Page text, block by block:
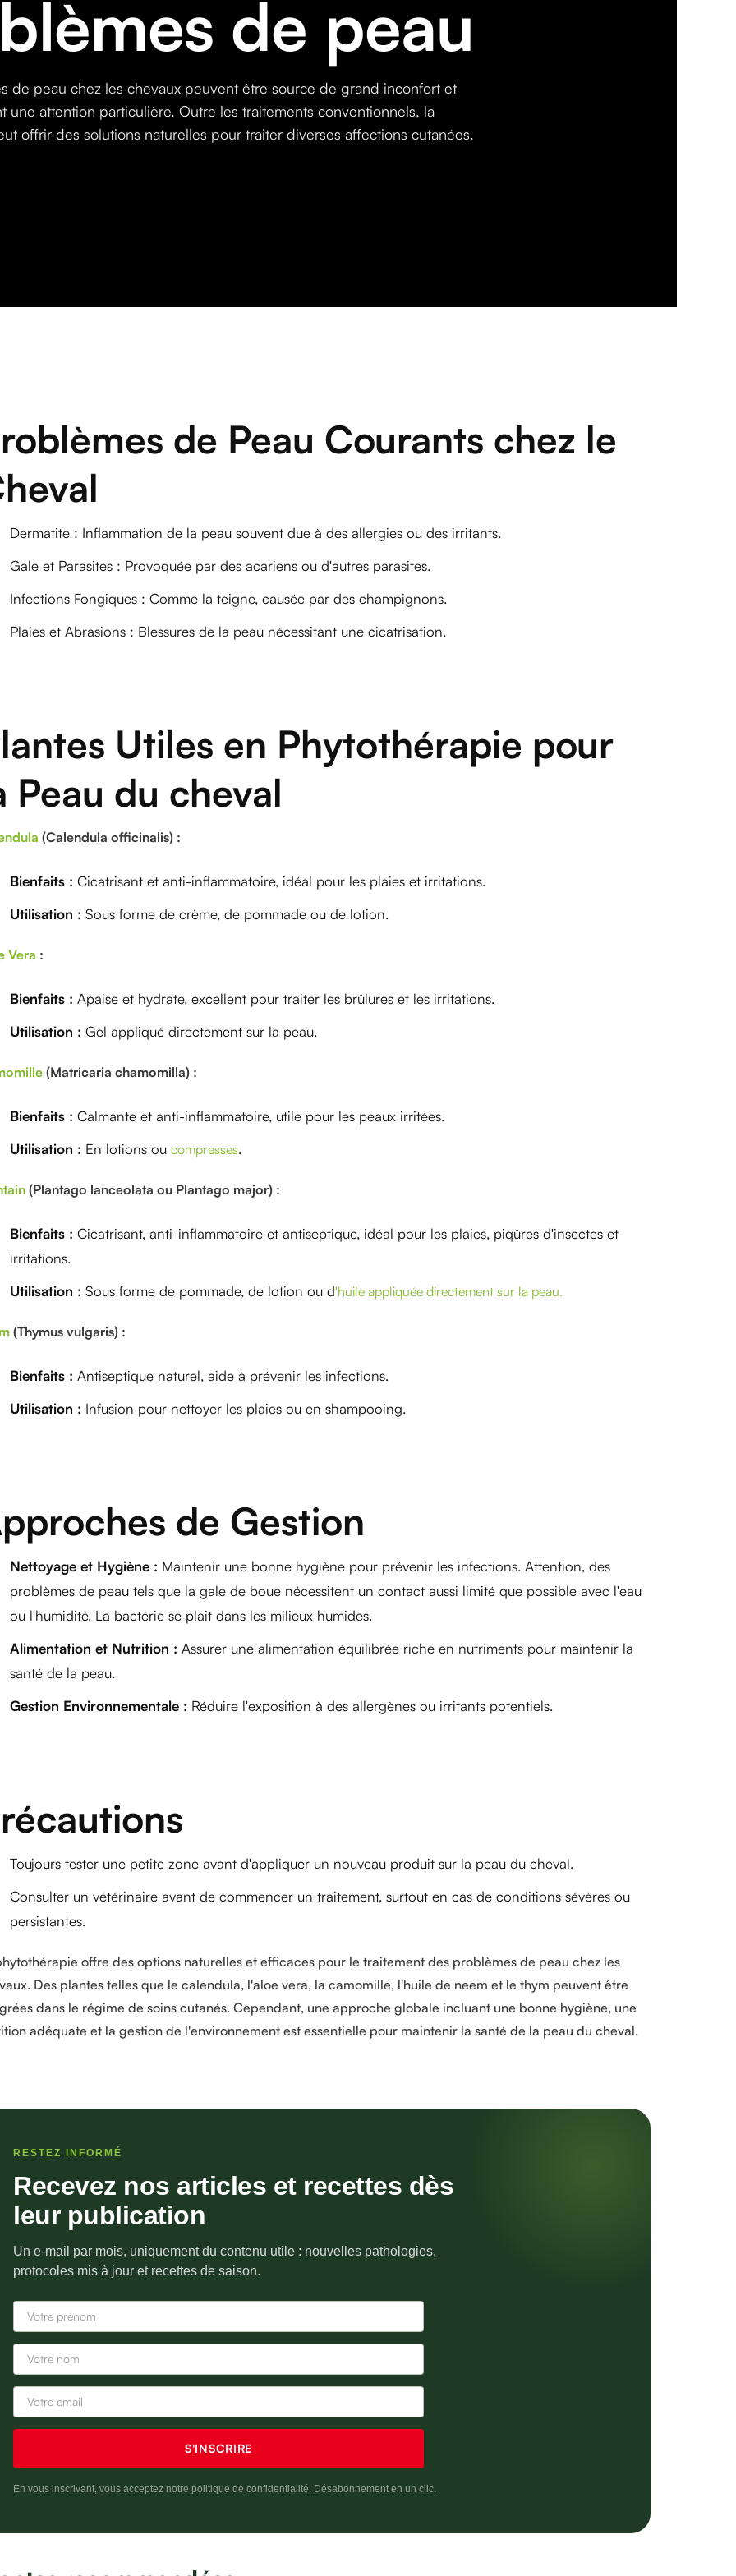
de peau
de peau chez les chevaux peuvent être source de grand inconfort et
une attention particulière. Outre les traitements conventionnels, la
offrir des solutions naturelles pour traiter diverses affections cutanées.
de Peau Courants chez le
Dermatite : Inflammation de la peau souvent due à des allergies ou des irritants.
Gale et Parasites : Provoquée par des acariens ou d'autres parasites.
Infections Fongiques : Comme la teigne, causée par des champignons.
Plaies et Abrasions : Blessures de la peau nécessitant une cicatrisation.
Utiles en Phytothérapie pour
Peau du cheval
(Calendula officinalis) :
Bienfaits : Cicatrisant et anti-inflammatoire, idéal pour les plaies et irritations.
Utilisation : Sous forme de crème, de pommade ou de lotion.
Vera :
Bienfaits : Apaise et hydrate, excellent pour traiter les brûlures et les irritations.
Utilisation : Gel appliqué directement sur la peau.
(Matricaria chamomilla) :
Bienfaits : Calmante et anti-inflammatoire, utile pour les peaux irritées.
Utilisation : En lotions ou compresses.
(Plantago lanceolata ou Plantago major) :
Bienfaits : Cicatrisant, anti-inflammatoire et antiseptique, idéal pour les plaies, piqûres d'insectes et
irritations.
Utilisation : Sous forme de pommade, de lotion ou d'huile appliquée directement sur la peau.
(Thymus vulgaris) :
Bienfaits : Antiseptique naturel, aide à prévenir les infections.
Utilisation : Infusion pour nettoyer les plaies ou en shampooing.
de Gestion
Nettoyage et Hygiène : Maintenir une bonne hygiène pour prévenir les infections. Attention, des
problèmes de peau tels que la gale de boue nécessitent un contact aussi limité que possible avec l'eau
ou l'humidité. La bactérie se plait dans les milieux humides.
Alimentation et Nutrition : Assurer une alimentation équilibrée riche en nutriments pour maintenir la
santé de la peau.
Gestion Environnementale : Réduire l'exposition à des allergènes ou irritants potentiels.
Toujours tester une petite zone avant d'appliquer un nouveau produit sur la peau du cheval.
Consulter un vétérinaire avant de commencer un traitement, surtout en cas de conditions sévères ou
persistantes.
offre des options naturelles et efficaces pour le traitement des problèmes de peau chez les
Des plantes telles que le calendula, l'aloe vera, la camomille, l'huile de neem et le thym peuvent être
dans le régime de soins cutanés. Cependant, une approche globale incluant une bonne hygiène, une
adéquate et la gestion de l'environnement est essentielle pour maintenir la santé de la peau du cheval.
RESTEZ INFORMÉ
Recevez nos articles et recettes dès
leur publication
Un e-mail par mois, uniquement du contenu utile : nouvelles pathologies,
protocoles mis à jour et recettes de saison.
En vous inscrivant, vous acceptez notre politique de confidentialité. Désabonnement en un clic.